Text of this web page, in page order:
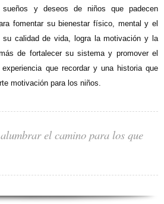
y deseos de niños que padecen
fomentar su bienestar físico, mental y el
calidad de vida, logra la motivación y la
de fortalecer su sistema y promover el
que recordar y una historia que
motivación para los niños.
el camino para los que